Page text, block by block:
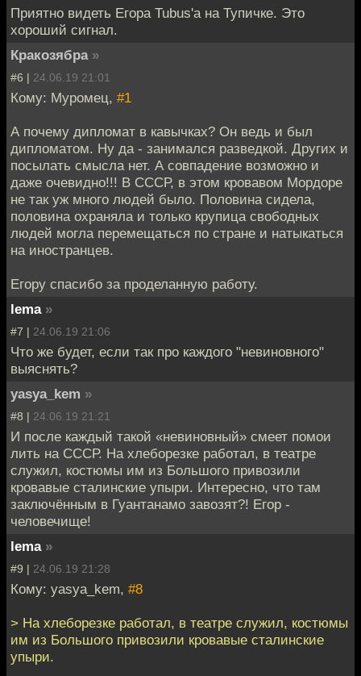
Приятно видеть Егора Tubus'a на Тупичке. Это
хороший сигнал.
Кракозябра »
#6 | 24.06.19 21:01
Кому: Муромец, #1
А почему дипломат в кавычках? Он ведь и был
дипломатом. Ну да - занимался разведкой. Других и
посылать смысла нет. А совпадение возможно и
даже очевидно!!! В СССР, в этом кровавом Мордоре
не так уж много людей было. Половина сидела,
половина охраняла и только крупица свободных
людей могла перемещаться по стране и натыкаться
на иностранцев.
Егору спасибо за проделанную работу.
lema »
#7 | 24.06.19 21:06
Что же будет, если так про каждого "невиновного"
выяснять?
yasya_kem »
#8 | 24.06.19 21:21
И после каждый такой «невиновный» смеет помои
лить на СССР. На хлеборезке работал, в театре
служил, костюмы им из Большого привозили
кровавые сталинские упыри. Интересно, что там
заключённым в Гуантанамо завозят?! Егор -
человечище!
lema »
#9 | 24.06.19 21:28
Кому: yasya_kem, #8
> На хлеборезке работал, в театре служил, костюмы
им из Большого привозили кровавые сталинские
упыри.